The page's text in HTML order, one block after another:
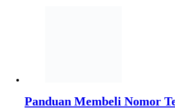
Panduan Membeli Nomor